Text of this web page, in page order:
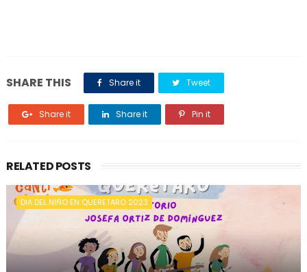
SHARE THIS Share it Tweet
Share it Share it Pin it
RELATED POSTS
DIA DEL NIÑO EN QUERETARO 2023